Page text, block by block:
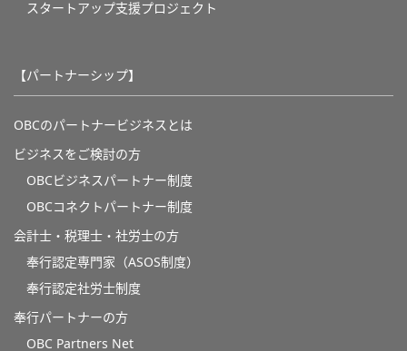
スタートアップ支援プロジェクト
【パートナーシップ】
OBCのパートナービジネスとは
ビジネスをご検討の方
OBCビジネスパートナー制度
OBCコネクトパートナー制度
会計士・税理士・社労士の方
奉行認定専門家（ASOS制度）
奉行認定社労士制度
奉行パートナーの方
OBC Partners Net